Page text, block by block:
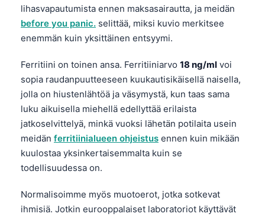
lihasvapautumista ennen maksasairautta, ja meidän
before you panic. selittää, miksi kuvio merkitsee
enemmän kuin yksittäinen entsyymi.
Ferritiini on toinen ansa. Ferritiiniarvo 18 ng/ml voi
sopia raudanpuutteeseen kuukautisikäisellä naisella,
jolla on hiustenlähtöä ja väsymystä, kun taas sama
luku aikuisella miehellä edellyttää erilaista
jatkoselvittelyä, minkä vuoksi lähetän potilaita usein
meidän ferritiinialueen ohjeistus ennen kuin mikään
kuulostaa yksinkertaisemmalta kuin se
todellisuudessa on.
Normalisoimme myös muotoerot, jotka sotkevat
ihmisiä. Jotkin eurooppalaiset laboratoriot käyttävät